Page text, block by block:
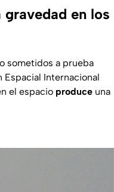
en los
sometidos a prueba
Espacial Internacional
el espacio produce una